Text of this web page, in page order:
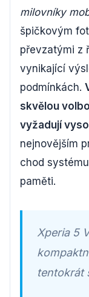
milovníky
špičkovým
převzatými z
vynikající
podmínkách.
skvělou
vyžadují
nejnovějším
chod
paměti.
Xperia 5
tentokrát